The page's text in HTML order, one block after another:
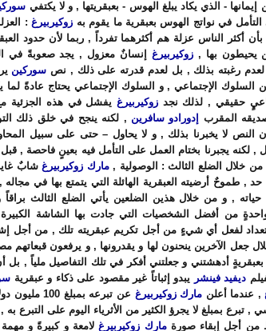
- الذي يكاد يبلغ الهوس - بعبقريتها , و لا يكتفي
في نواتج الهوس بعبقرية ما يقوم به زوكيربيرغ:
بأن أكثر الناس عزلة هم أكثرهما تفرداً , ربما لأن حدود
يحيطون بها ,زوكيربيرغ إنسانٌ معزول , يجد صعوبةً في
رغبته بذلك , بل لعدم قدرته على ذلك , نص سوركين
السلوك الإجتماعي , و السلوك الإجتماعي يحتاج عادةً لما
حقيقي , لذلك نجد زوكيربيرغ يفشل في هذه الجزئية
المقرب إدورادو سافرين , لكنه ينجح في خلق ذلك
النص لا يخبرنا بذلك , و لا يحاول – حتى على سبيل
لكنه يجبرنا بختام العمل على التأمل فيه بعينٍ فاحصة , قبل
من خلال الضلع الثالث : الوصولية ,مارك زوكيربيرغشابٌ
, طموحٌ أرضيته العبقرية الهائلة التي يتمتع بها في مجاله ,
حياته , و من خلال هذين الضلعين يأتي الضلع الثالث براقاً
لواحدةٍ من أفضل الشخصيات التي جادت بها الشاشة
لفعل أي شيءٍ من أجل تكريم عبقريته تلك , من أجل
جعل الآخرين ينحنون لها و يقدرونها , و يرفعون قبعاتهم
أدهشتني و جعلتني أفكر في تلك التفاصيل ملياً , بل
ديفيد فينشر يبدو إثباتاً غير مقصود على ذكاء و عبقرية
, عندما أعلن مارك زوكيربيرغ
عن تبرعه بمبلغ
, تبرع بمبلغ لا يجرؤ الكثير من الأثرياء اليوم على التبرع به
من أجل إبقاء صورةمارك زوكيربيرغلامعة و كبيرةً و